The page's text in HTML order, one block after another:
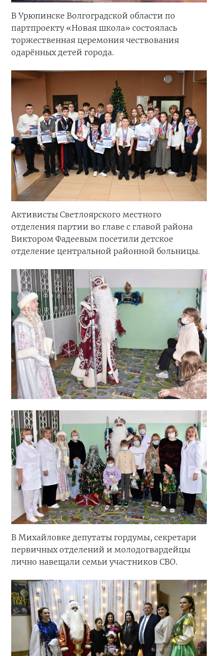
В Урюпинске Волгоградской области по
партпроекту «Новая школа» состоялась
торжественная церемония чествования
одарённых детей города.
Активисты Светлоярского местного
отделения партии во главе с главой района
Виктором Фадеевым посетили детское
отделение центральной районной больницы.
В Михайловке депутаты гордумы, секретари
первичных отделений и молодогвардейцы
лично навещали семьи участников СВО.